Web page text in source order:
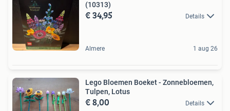
(10313)
€ 34,95 Details
Almere 1 aug 26
Lego Bloemen Boeket - Zonnebloemen,
Tulpen, Lotus
€ 8,00 Details